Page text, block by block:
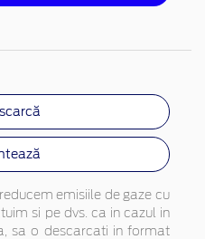
emisiile de gaze cu
si pe dvs. ca in cazul in
sa o descarcati in format